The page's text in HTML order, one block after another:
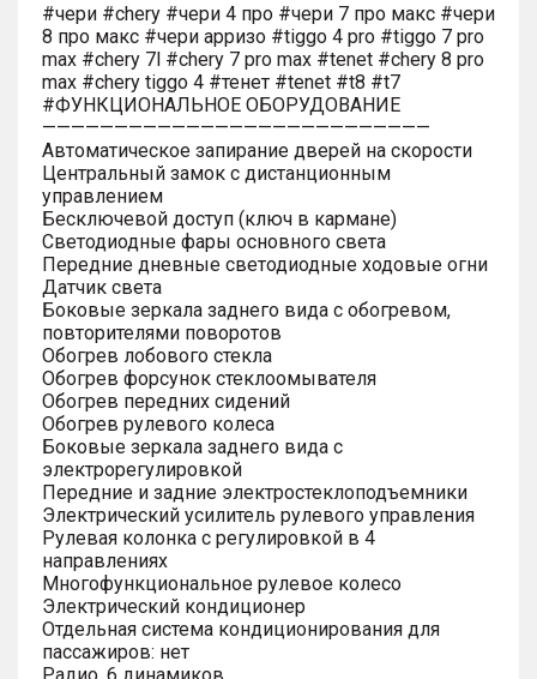
#чери #chery #чери 4 про #чери 7 про макс #чери
8 про макс #чери арризо #tiggo 4 pro #tiggo 7 pro
max #chery 7l #chery 7 pro max #tenet #chery 8 pro
max #chery tiggo 4 #тенет #tenet #t8 #t7
#ФУНКЦИОНАЛЬНОЕ ОБОРУДОВАНИЕ
———————————————————————————
Автоматическое запирание дверей на скорости
Центральный замок с дистанционным
управлением
Бесключевой доступ (ключ в кармане)
Светодиодные фары основного света
Передние дневные светодиодные ходовые огни
Датчик света
Боковые зеркала заднего вида с обогревом,
повторителями поворотов
Обогрев лобового стекла
Обогрев форсунок стеклоомывателя
Обогрев передних сидений
Обогрев рулевого колеса
Боковые зеркала заднего вида с
электрорегулировкой
Передние и задние электростеклоподъемники
Электрический усилитель рулевого управления
Рулевая колонка с регулировкой в 4
направлениях
Многофункциональное рулевое колесо
Электрический кондиционер
Отдельная система кондиционирования для
пассажиров: нет
Радио, 6 динамиков